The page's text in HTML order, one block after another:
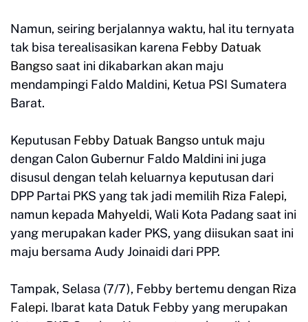
Namun, seiring berjalannya waktu, hal itu ternyata
tak bisa terealisasikan karena Febby Datuak
Bangso saat ini dikabarkan akan maju
mendampingi Faldo Maldini, Ketua PSI Sumatera
Barat.
Keputusan Febby Datuak Bangso untuk maju
dengan Calon Gubernur Faldo Maldini ini juga
disusul dengan telah keluarnya keputusan dari
DPP Partai PKS yang tak jadi memilih Riza Falepi,
namun kepada Mahyeldi, Wali Kota Padang saat ini
yang merupakan kader PKS, yang diisukan saat ini
maju bersama Audy Joinaidi dari PPP.
Tampak, Selasa (7/7), Febby bertemu dengan Riza
Falepi. Ibarat kata Datuk Febby yang merupakan